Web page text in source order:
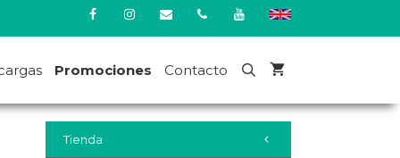
Promociones Contacto
Tienda